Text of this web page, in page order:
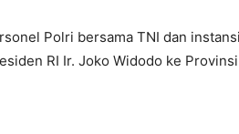
Polri bersama TNI dan
RI Ir. Joko Widodo ke